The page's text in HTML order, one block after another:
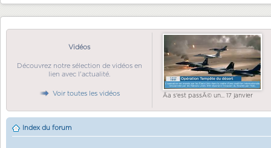
Vidéos
Découvrez notre sélection de vidéos en
lien avec l'actualité.
Voir toutes les vidéos Ãa s'est passÃ© un... 17 janvier
Index du forum